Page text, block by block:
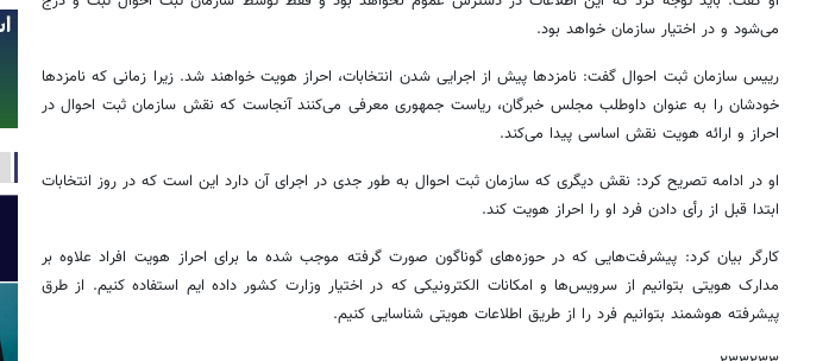
می‌شود و در اختیار سازمان خواهد بود.
رییس سازمان ثبت احوال گفت: نامزدها پیش از اجرایی شدن انتخابات، احراز هویت خواهند شد. زیرا زمانی که نامزدها
خودشان را به عنوان داوطلب مجلس خبرگان، ریاست جمهوری معرفی می‌کنند آنجاست که نقش سازمان ثبت احوال در
احراز و ارائه هویت نقش اساسی پیدا می‌کند.
او در ادامه تصریح کرد: نقش دیگری که سازمان ثبت احوال به طور جدی در اجرای آن دارد این است که در روز انتخابات
ابتدا قبل از رأی دادن فرد او را احراز هویت کند.
کارگر بیان کرد: پیشرفت‌هایی که در حوزه‌های گوناگون صورت گرفته موجب شده ما برای احراز هویت افراد علاوه بر
مدارک هویتی بتوانیم از سرویس‌ها و امکانات الکترونیکی که در اختیار وزارت کشور داده ایم استفاده کنیم. از طرق
پیشرفته هوشمند بتوانیم فرد را از طریق اطلاعات هویتی شناسایی کنیم.